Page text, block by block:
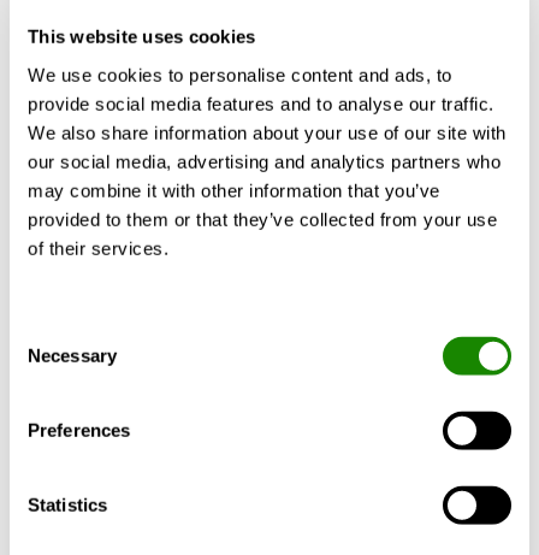
This website uses cookies
We use cookies to personalise content and ads, to
provide social media features and to analyse our traffic.
We also share information about your use of our site with
our social media, advertising and analytics partners who
may combine it with other information that you’ve
provided to them or that they’ve collected from your use
of their services.
Selection
Necessary
Preferences
Statistics
En los últimos años, la recuperación de
calor se ha convertido en una funcionalidad
cada vez más común y deseable en las
unidades de ventilación, calefacción y
refrigeración (HVAC). La idea general es
recuperar el máximo posible de la energía
que ya se ha "gastado" para calentar o
enfriar, y …